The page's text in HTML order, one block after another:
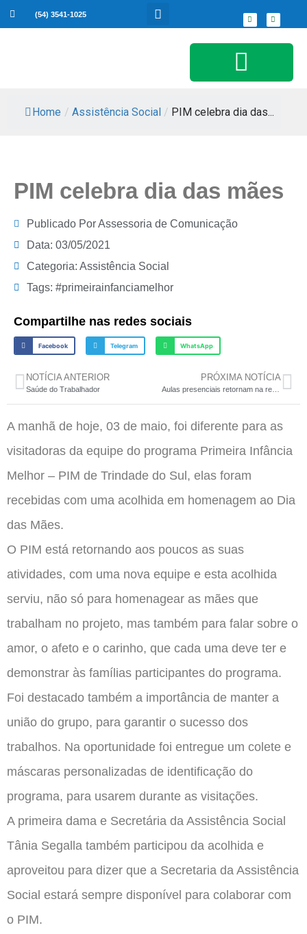
(54) 3541-1025
Home / Assistência Social / PIM celebra dia das...
PIM celebra dia das mães
Publicado PorAssessoria de Comunicação
Data: 03/05/2021
Categoria: Assistência Social
Tags: #primeirainfanciamelhor
Compartilhe nas redes sociais
Facebook Telegram WhatsApp
NOTÍCIA ANTERIOR
Saúde do Trabalhador
PRÓXIMA NOTÍCIA
A manhã de hoje, 03 de maio, foi diferente para as
visitadoras da equipe do programa Primeira Infância
Melhor – PIM de Trindade do Sul, elas foram
recebidas com uma acolhida em homenagem ao Dia
das Mães.
O PIM está retornando aos poucos as suas
atividades, com uma nova equipe e esta acolhida
serviu, não só para homenagear as mães que
trabalham no projeto, mas também para falar sobre o
amor, o afeto e o carinho, que cada uma deve ter e
demonstrar às famílias participantes do programa.
Foi destacado também a importância de manter a
união do grupo, para garantir o sucesso dos
trabalhos. Na oportunidade foi entregue um colete e
máscaras personalizadas de identificação do
programa, para usarem durante as visitações.
A primeira dama e Secretária da Assistência Social
Tânia Segalla também participou da acolhida e
aproveitou para dizer que a Secretaria da Assistência
Social estará sempre disponível para colaborar com
o PIM.